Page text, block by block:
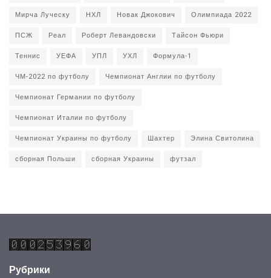
Мирча Луческу
НХЛ Новак Джокович
Олимпиада 2022
ПСЖ
Реал Роберт Левандовски
Тайсон Фьюри
Теннис
УЕФА УПЛ УХЛ
Формула-1
ЧМ-2022 по футболу
Чемпионат Англии по футболу
Чемпионат Германии по футболу
Чемпионат Италии по футболу
Чемпионат Украины по футболу
Шахтер
Элина Свитолина
сборная Польши
сборная Украины футзал
Рубрики